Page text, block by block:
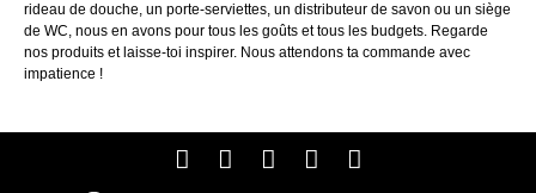
rideau de douche, un porte-serviettes, un distributeur de savon ou un siège
de WC, nous en avons pour tous les goûts et tous les budgets. Regarde
nos produits et laisse-toi inspirer. Nous attendons ta commande avec
impatience !